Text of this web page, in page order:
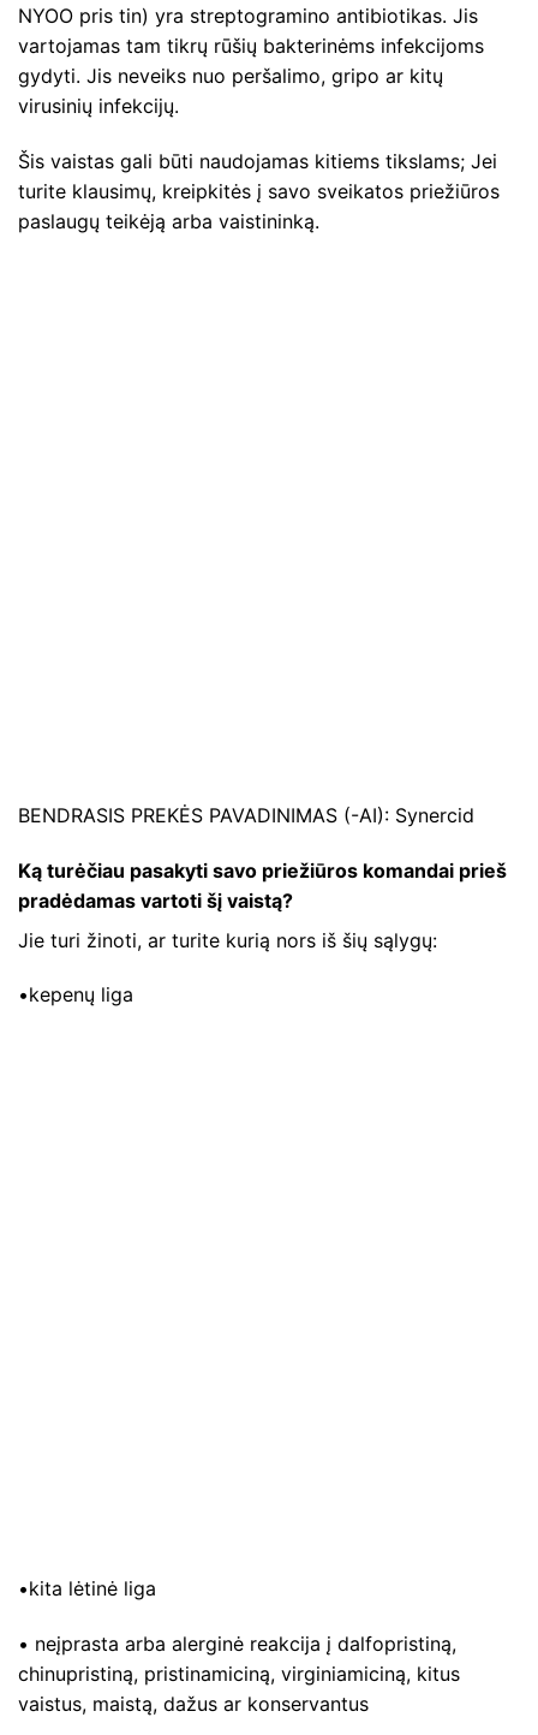
NYOO pris tin) yra streptogramino antibiotikas. Jis
vartojamas tam tikrų rūšių bakterinėms infekcijoms
gydyti. Jis neveiks nuo peršalimo, gripo ar kitų
virusinių infekcijų.
Šis vaistas gali būti naudojamas kitiems tikslams; Jei
turite klausimų, kreipkitės į savo sveikatos priežiūros
paslaugų teikėją arba vaistininką.
BENDRASIS PREKĖS PAVADINIMAS (-AI): Synercid
Ką turėčiau pasakyti savo priežiūros komandai prieš
pradėdamas vartoti šį vaistą?
Jie turi žinoti, ar turite kurią nors iš šių sąlygų:
•kepenų liga
•kita lėtinė liga
• neįprasta arba alerginė reakcija į dalfopristiną,
chinupristiną, pristinamiciną, virginiamiciną, kitus
vaistus, maistą, dažus ar konservantus